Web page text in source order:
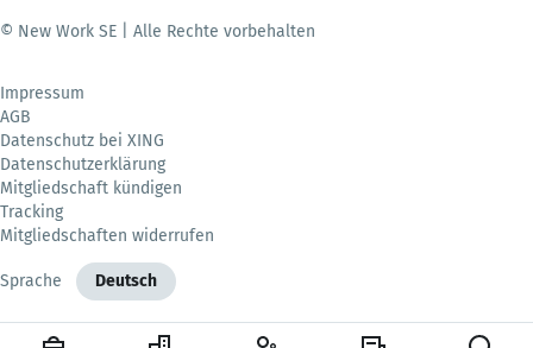
© New Work SE | Alle Rechte vorbehalten
Impressum
AGB
Datenschutz bei XING
Datenschutzerklärung
Mitgliedschaft kündigen
Tracking
Mitgliedschaften widerrufen
Sprache Deutsch